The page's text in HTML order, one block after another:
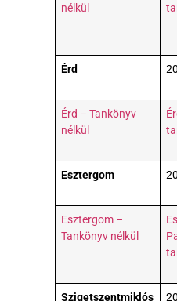
nélkül
Érd
Érd – Tankönyv
nélkül
Esztergom
Esztergom –
Tankönyv nélkül
Szigetszentmiklós